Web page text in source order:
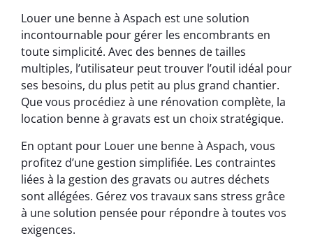
Louer une benne à Aspach est une solution
incontournable pour gérer les encombrants en
toute simplicité. Avec des bennes de tailles
multiples, l’utilisateur peut trouver l’outil idéal pour
ses besoins, du plus petit au plus grand chantier.
Que vous procédiez à une rénovation complète, la
location benne à gravats est un choix stratégique.
En optant pour Louer une benne à Aspach, vous
profitez d’une gestion simplifiée. Les contraintes
liées à la gestion des gravats ou autres déchets
sont allégées. Gérez vos travaux sans stress grâce
à une solution pensée pour répondre à toutes vos
exigences.